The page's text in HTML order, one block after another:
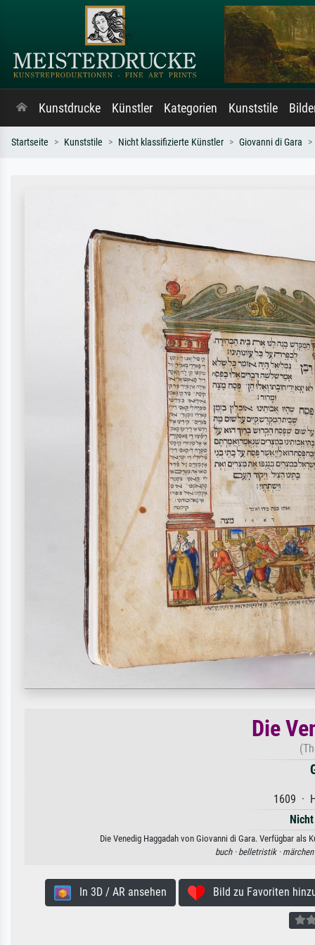
Kunstdrucke Künstler Kategorien Kunststile
Startseite Kunststile Nicht klassifizierte Künstler Giovanni di Gara
Die
1609 ·
Die Venedig Haggadah von Giovanni di Gara. Verfügbar
buch · belletristik · märchen
In 3D / AR ansehen Bild zu Favoriten